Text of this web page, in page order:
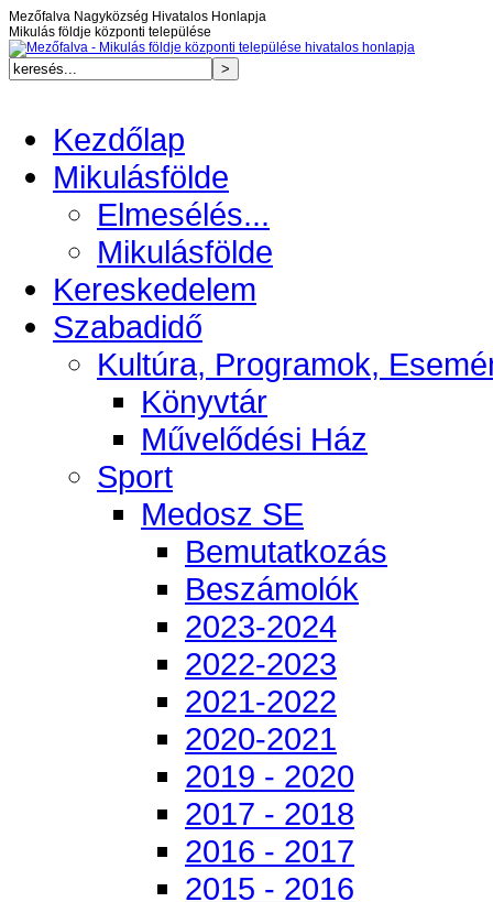
Mezőfalva Nagyközség Hivatalos Honlapja
Mikulás földje központi települése
Kezdőlap
Mikulásfölde
Elmesélés...
Mikulásfölde
Kereskedelem
Szabadidő
Kultúra, Programok,
Könyvtár
Művelődési Ház
Sport
Medosz SE
Bemutatkozás
Beszámolók
2023-2024
2022-2023
2021-2022
2020-2021
2019 - 2020
2017 - 2018
2016 - 2017
2015 - 2016